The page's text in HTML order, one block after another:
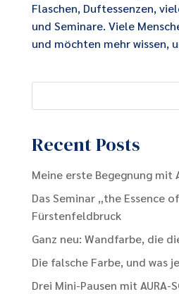
Flaschen, Duftessenzen,
und Seminare. Viele
und möchten mehr wissen,
Recent Posts
Meine erste Begegnung mit
Das Seminar „the Essence
Fürstenfeldbruck
Ganz neu: Wandfarbe, die
Die falsche Farbe, und was
Drei Mini-Pausen mit AURA-